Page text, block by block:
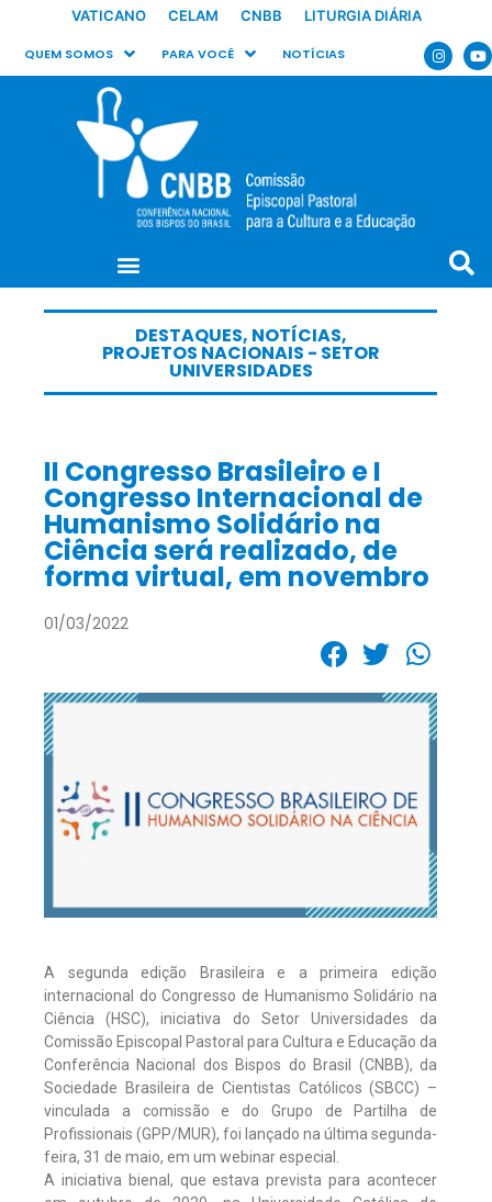
VATICANO CELAM CNBB LITURGIA DIÁRIA
QUEM SOMOS PARA VOCÊ NOTÍCIAS
DESTAQUES, NOTÍCIAS,
PROJETOS NACIONAIS - SETOR
UNIVERSIDADES
II Congresso Brasileiro e I
Congresso Internacional de
Humanismo Solidário na
Ciência será realizado, de
forma virtual, em novembro
01/03/2022
A segunda edição Brasileira e a primeira edição
internacional do Congresso de Humanismo Solidário na
Ciência (HSC), iniciativa do Setor Universidades da
Comissão Episcopal Pastoral para Cultura e Educação da
Conferência Nacional dos Bispos do Brasil (CNBB), da
Sociedade Brasileira de Cientistas Católicos (SBCC) –
vinculada a comissão e do Grupo de Partilha de
Profissionais (GPP/MUR), foi lançado na última segunda-
feira, 31 de maio, em um webinar especial.
A iniciativa bienal, que estava prevista para acontecer